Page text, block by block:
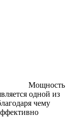
Мощность
одной из
чему